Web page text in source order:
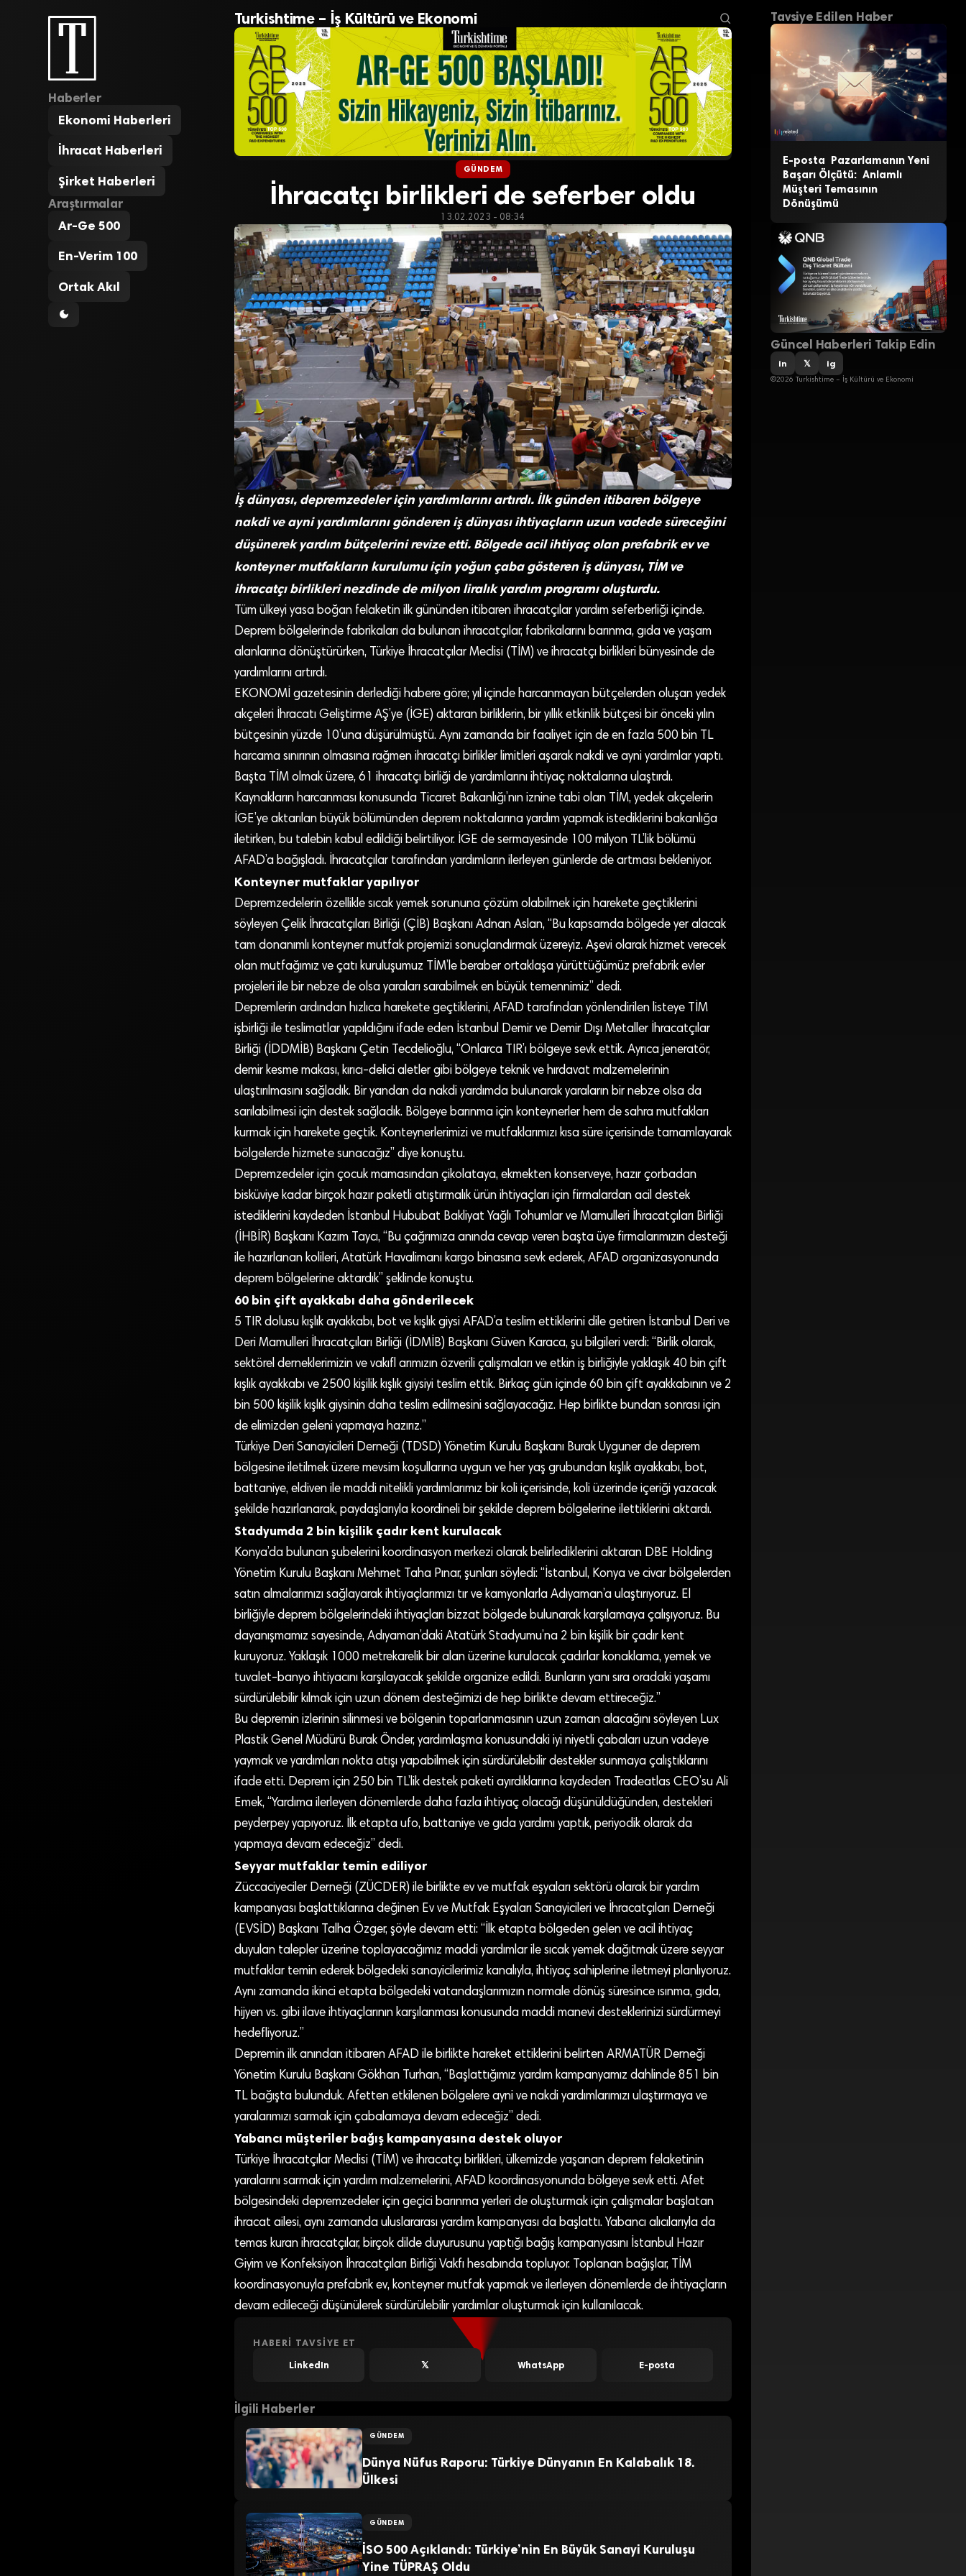
Haberler
Ekonomi Haberleri
İhracat Haberleri
Şirket Haberleri
Araştırmalar
Ar-Ge 500
En-Verim 100
Ortak Akıl
Turkishtime – İş Kültürü ve Ekonomi
GÜNDEM
İhracatçı birlikleri de seferber oldu
13.02.2023 - 08:34
İş dünyası, depremzedeler için yardımlarını artırdı. İlk günden itibaren bölgeye
nakdi ve ayni yardımlarını gönderen iş dünyası ihtiyaçların uzun vadede süreceğini
düşünerek yardım bütçelerini revize etti. Bölgede acil ihtiyaç olan prefabrik ev ve
konteyner mutfakların kurulumu için yoğun çaba gösteren iş dünyası, TİM ve
ihracatçı birlikleri nezdinde de milyon liralık yardım programı oluşturdu.
Tüm ülkeyi yasa boğan felaketin ilk gününden itibaren ihracatçılar yardım seferberliği içinde.
Deprem bölgelerinde fabrikaları da bulunan ihracatçılar, fabrikalarını barınma, gıda ve yaşam
alanlarına dönüştürürken, Türkiye İhracatçılar Meclisi (TİM) ve ihracatçı birlikleri bünyesinde de
yardımlarını artırdı.
EKONOMİ gazetesinin derlediği habere göre; yıl içinde harcanmayan bütçelerden oluşan yedek
akçeleri İhracatı Geliştirme AŞ’ye (İGE) aktaran birliklerin, bir yıllık etkinlik bütçesi bir önceki yılın
bütçesinin yüzde 10’una düşürülmüştü. Aynı zamanda bir faaliyet için de en fazla 500 bin TL
harcama sınırının olmasına rağmen ihracatçı birlikler limitleri aşarak nakdi ve ayni yardımlar yaptı.
Başta TİM olmak üzere, 61 ihracatçı birliği de yardımlarını ihtiyaç noktalarına ulaştırdı.
Kaynakların harcanması konusunda Ticaret Bakanlığı’nın iznine tabi olan TİM, yedek akçelerin
İGE’ye aktarılan büyük bölümünden deprem noktalarına yardım yapmak istediklerini bakanlığa
iletirken, bu talebin kabul edildiği belirtiliyor. İGE de sermayesinde 100 milyon TL’lik bölümü
AFAD’a bağışladı. İhracatçılar tarafından yardımların ilerleyen günlerde de artması bekleniyor.
Konteyner mutfaklar yapılıyor
Depremzedelerin özellikle sıcak yemek sorununa çözüm olabilmek için harekete geçtiklerini
söyleyen Çelik İhracatçıları Birliği (ÇİB) Başkanı Adnan Aslan, “Bu kapsamda bölgede yer alacak
tam donanımlı konteyner mutfak projemizi sonuçlandırmak üzereyiz. Aşevi olarak hizmet verecek
olan mutfağımız ve çatı kuruluşumuz TİM’le beraber ortaklaşa yürüttüğümüz prefabrik evler
projeleri ile bir nebze de olsa yaraları sarabilmek en büyük temennimiz” dedi.
Depremlerin ardından hızlıca harekete geçtiklerini, AFAD tarafından yönlendirilen listeye TİM
işbirliği ile teslimatlar yapıldığını ifade eden İstanbul Demir ve Demir Dışı Metaller İhracatçılar
Birliği (İDDMİB) Başkanı Çetin Tecdelioğlu, “Onlarca TIR’ı bölgeye sevk ettik. Ayrıca jeneratör,
demir kesme makası, kırıcı-delici aletler gibi bölgeye teknik ve hırdavat malzemelerinin
ulaştırılmasını sağladık. Bir yandan da nakdi yardımda bulunarak yaraların bir nebze olsa da
sarılabilmesi için destek sağladık. Bölgeye barınma için konteynerler hem de sahra mutfakları
kurmak için harekete geçtik. Konteynerlerimizi ve mutfaklarımızı kısa süre içerisinde tamamlayarak
bölgelerde hizmete sunacağız” diye konuştu.
Depremzedeler için çocuk mamasından çikolataya, ekmekten konserveye, hazır çorbadan
bisküviye kadar birçok hazır paketli atıştırmalık ürün ihtiyaçları için firmalardan acil destek
istediklerini kaydeden İstanbul Hububat Bakliyat Yağlı Tohumlar ve Mamulleri İhracatçıları Birliği
(İHBİR) Başkanı Kazım Taycı, “Bu çağrımıza anında cevap veren başta üye firmalarımızın desteği
ile hazırlanan kolileri, Atatürk Havalimanı kargo binasına sevk ederek, AFAD organizasyonunda
deprem bölgelerine aktardık” şeklinde konuştu.
60 bin çift ayakkabı daha gönderilecek
5 TIR dolusu kışlık ayakkabı, bot ve kışlık giysi AFAD’a teslim ettiklerini dile getiren İstanbul Deri ve
Deri Mamulleri İhracatçıları Birliği (İDMİB) Başkanı Güven Karaca, şu bilgileri verdi: “Birlik olarak,
sektörel derneklerimizin ve vakıfl arımızın özverili çalışmaları ve etkin iş birliğiyle yaklaşık 40 bin çift
kışlık ayakkabı ve 2500 kişilik kışlık giysiyi teslim ettik. Birkaç gün içinde 60 bin çift ayakkabının ve 2
bin 500 kişilik kışlık giysinin daha teslim edilmesini sağlayacağız. Hep birlikte bundan sonrası için
de elimizden geleni yapmaya hazırız.”
Türkiye Deri Sanayicileri Derneği (TDSD) Yönetim Kurulu Başkanı Burak Uyguner de deprem
bölgesine iletilmek üzere mevsim koşullarına uygun ve her yaş grubundan kışlık ayakkabı, bot,
battaniye, eldiven ile maddi nitelikli yardımlarımız bir koli içerisinde, koli üzerinde içeriği yazacak
şekilde hazırlanarak, paydaşlarıyla koordineli bir şekilde deprem bölgelerine ilettiklerini aktardı.
Stadyumda 2 bin kişilik çadır kent kurulacak
Konya’da bulunan şubelerini koordinasyon merkezi olarak belirlediklerini aktaran DBE Holding
Yönetim Kurulu Başkanı Mehmet Taha Pınar, şunları söyledi: “İstanbul, Konya ve civar bölgelerden
satın almalarımızı sağlayarak ihtiyaçlarımızı tır ve kamyonlarla Adıyaman’a ulaştırıyoruz. El
birliğiyle deprem bölgelerindeki ihtiyaçları bizzat bölgede bulunarak karşılamaya çalışıyoruz. Bu
dayanışmamız sayesinde, Adıyaman’daki Atatürk Stadyumu’na 2 bin kişilik bir çadır kent
kuruyoruz. Yaklaşık 1000 metrekarelik bir alan üzerine kurulacak çadırlar konaklama, yemek ve
tuvalet-banyo ihtiyacını karşılayacak şekilde organize edildi. Bunların yanı sıra oradaki yaşamı
sürdürülebilir kılmak için uzun dönem desteğimizi de hep birlikte devam ettireceğiz.”
Bu depremin izlerinin silinmesi ve bölgenin toparlanmasının uzun zaman alacağını söyleyen Lux
Plastik Genel Müdürü Burak Önder, yardımlaşma konusundaki iyi niyetli çabaları uzun vadeye
yaymak ve yardımları nokta atışı yapabilmek için sürdürülebilir destekler sunmaya çalıştıklarını
ifade etti. Deprem için 250 bin TL’lik destek paketi ayırdıklarına kaydeden Tradeatlas CEO’su Ali
Emek, “Yardıma ilerleyen dönemlerde daha fazla ihtiyaç olacağı düşünüldüğünden, destekleri
peyderpey yapıyoruz. İlk etapta ufo, battaniye ve gıda yardımı yaptık, periyodik olarak da
yapmaya devam edeceğiz” dedi.
Seyyar mutfaklar temin ediliyor
Züccaciyeciler Derneği (ZÜCDER) ile birlikte ev ve mutfak eşyaları sektörü olarak bir yardım
kampanyası başlattıklarına değinen Ev ve Mutfak Eşyaları Sanayicileri ve İhracatçıları Derneği
(EVSİD) Başkanı Talha Özger, şöyle devam etti: “İlk etapta bölgeden gelen ve acil ihtiyaç
duyulan talepler üzerine toplayacağımız maddi yardımlar ile sıcak yemek dağıtmak üzere seyyar
mutfaklar temin ederek bölgedeki sanayicilerimiz kanalıyla, ihtiyaç sahiplerine iletmeyi planlıyoruz.
Aynı zamanda ikinci etapta bölgedeki vatandaşlarımızın normale dönüş süresince ısınma, gıda,
hijyen vs. gibi ilave ihtiyaçlarının karşılanması konusunda maddi manevi desteklerinizi sürdürmeyi
hedefliyoruz.”
Depremin ilk anından itibaren AFAD ile birlikte hareket ettiklerini belirten ARMATÜR Derneği
Yönetim Kurulu Başkanı Gökhan Turhan, “Başlattığımız yardım kampanyamız dahlinde 851 bin
TL bağışta bulunduk. Afetten etkilenen bölgelere ayni ve nakdi yardımlarımızı ulaştırmaya ve
yaralarımızı sarmak için çabalamaya devam edeceğiz” dedi.
Yabancı müşteriler bağış kampanyasına destek oluyor
Türkiye İhracatçılar Meclisi (TİM) ve ihracatçı birlikleri, ülkemizde yaşanan deprem felaketinin
yaralarını sarmak için yardım malzemelerini, AFAD koordinasyonunda bölgeye sevk etti. Afet
bölgesindeki depremzedeler için geçici barınma yerleri de oluşturmak için çalışmalar başlatan
ihracat ailesi, aynı zamanda uluslararası yardım kampanyası da başlattı. Yabancı alıcılarıyla da
temas kuran ihracatçılar, birçok dilde duyurusunu yaptığı bağış kampanyasını İstanbul Hazır
Giyim ve Konfeksiyon İhracatçıları Birliği Vakfı hesabında topluyor. Toplanan bağışlar, TİM
koordinasyonuyla prefabrik ev, konteyner mutfak yapmak ve ilerleyen dönemlerde de ihtiyaçların
devam edileceği düşünülerek sürdürülebilir yardımlar oluşturmak için kullanılacak.
HABERI TAVSIYE ET
LinkedIn 𝕏 WhatsApp E-posta
İlgili Haberler
GÜNDEM
Dünya Nüfus Raporu: Türkiye Dünyanın En Kalabalık 18.
Ülkesi
GÜNDEM
İSO 500 Açıklandı: Türkiye’nin En Büyük Sanayi Kuruluşu
Yine TÜPRAŞ Oldu
Tavsiye Edilen Haber
E-posta Pazarlamanın Yeni
Başarı Ölçütü: Anlamlı
Müşteri Temasının
Dönüşümü
Güncel Haberleri Takip Edin
in 𝕏 ig
©2026 Turkishtime – İş Kültürü ve Ekonomi